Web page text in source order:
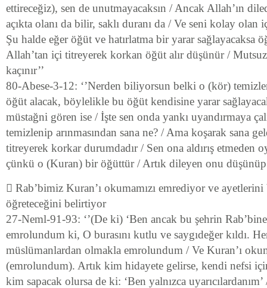
ettireceğiz), sen de unutmayacaksın / Ancak Allah’ın
açıkta olanı da bilir, saklı duranı da / Ve seni kolay olan
Şu halde eğer öğüt ve hatırlatma bir yarar sağlayacaksa
Allah’tan içi titreyerek korkan öğüt alır düşünür /
kaçınır’’
80-Abese-3-12: ‘’Nerden biliyorsun belki o (kör)
öğüt alacak, böylelikle bu öğüt kendisine yarar
müstağni gören ise / İşte sen onda yankı uyandırmaya
temizlenip arınmasından sana ne? / Ama koşarak sana
titreyerek korkar durumdadır / Sen ona aldırış etmeden
çünkü o (Kuran) bir öğüttür / Artık dileyen onu düşünüp
 Rab’bimiz Kuran’ı okumamızı emrediyor ve
öğreteceğini belirtiyor
27-Neml-91-93: ‘’(De ki) ‘Ben ancak bu şehrin
emrolundum ki, O burasını kutlu ve saygıdeğer kıldı.
müslümanlardan olmakla emrolundum / Ve Kuran’ı
(emrolundum). Artık kim hidayete gelirse, kendi nefsi
kim sapacak olursa de ki: ‘Ben yalnızca